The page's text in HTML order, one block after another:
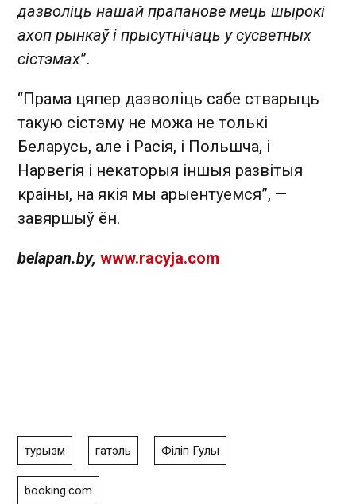
дазволіць нашай прапанове мець шырокі
ахоп рынкаў і прысутнічаць у сусветных
сістэмах”.
“Прама цяпер дазволіць сабе стварыць
такую сістэму не можа не толькі
Беларусь, але і Расія, і Польшча, і
Нарвегія і некаторыя іншыя развітыя
краіны, на якія мы арыентуемся”, —
завяршыў ён.
belapan.by, www.racyja.com
турызм гатэль Філіп Гулы
booking.com